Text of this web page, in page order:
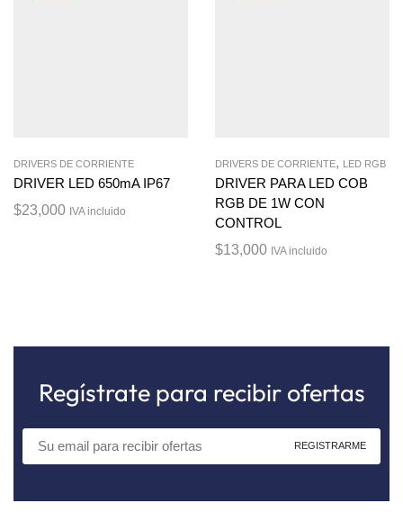
DRIVERS DE CORRIENTE
DRIVER LED 650mA IP67
$23,000 IVA incluido
DRIVERS DE CORRIENTE, LED RGB
DRIVER PARA LED COB
RGB DE 1W CON
CONTROL
$13,000 IVA incluido
Regístrate para recibir ofertas